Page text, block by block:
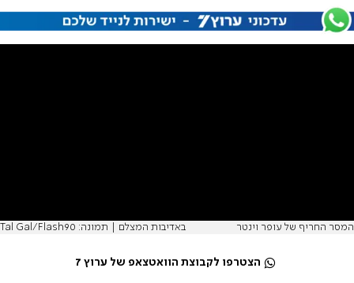
המסר החריף של עופר וינטר באדיבות המצלם | תמונה: Tal Gal/Flash90
הצטרפו לקבוצת הוואטצאפ של ערוץ 7